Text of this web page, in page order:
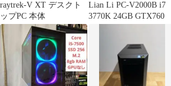
raytrek-V XT デスクト
ップPC 本体
Lian Li PC-V2000B i7
3770K 24GB GTX760